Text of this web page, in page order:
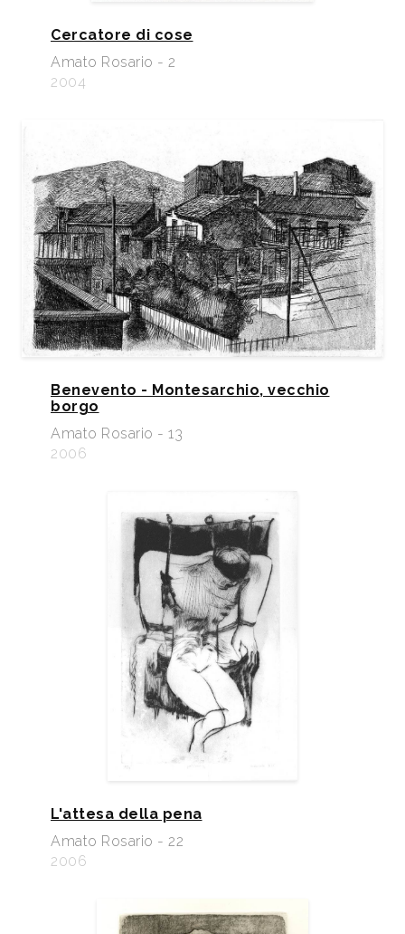
Cercatore di cose
Amato Rosario - 2
2004
Benevento - Montesarchio, vecchio
borgo
Amato Rosario - 13
2006
L'attesa della pena
Amato Rosario - 22
2006